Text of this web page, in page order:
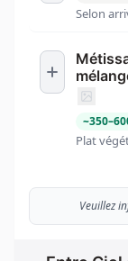
Selon
~350–
Plat
Veuillez